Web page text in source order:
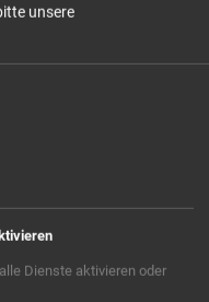
die
durch
unterstützt. Je nach
Fachkräfte zu
Inklusion und
Herausforderungen
werden.
positiv, produktiv
das Team“ ,
Frage, wie sie die
unsere
Dienste aktivieren oder